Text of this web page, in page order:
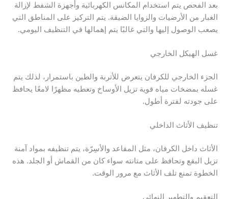
بعد الفحص يتم استخدام المكانس الكهربائية وأجهزة الشفط لإزالة
الغبار من الأرضيات والزوايا الضيقة. يتم التركيز على المناطق التي
يصعب الوصول إليها والتي غالبًا يتم إهمالها في التنظيف اليومي.
غسل الهيكل الخارجي
الجزء الخارجي للكرفان يتعرض للأتربة والطين باستمرار، لذلك يتم
غسله بمضخات مياه قوية تزيل الأوساخ وتعطيه مظهرًا لامعًا يحافظ
على جودته لفترة أطول.
تنظيف الأثاث الداخلي
الأثاث داخل الكرفان، مثل المقاعد والأسِرّة، يتم تنظيفه بمواد آمنة
تزيل البقع وتحافظ على متانته سواء كان من القماش أو الجلد. هذه
الخطوة تمنع تلف الأثاث مع مرور الوقت.
التعقيم والتطهير النهائي